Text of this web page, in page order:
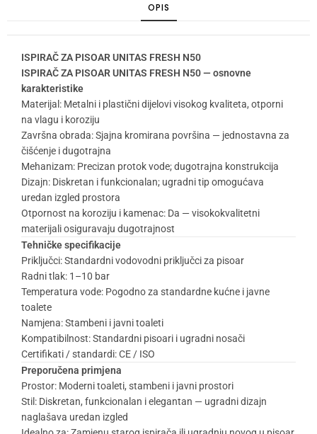
OPIS
ISPIRAČ ZA PISOAR UNITAS FRESH N50
ISPIRAČ ZA PISOAR UNITAS FRESH N50 — osnovne
karakteristike
Materijal: Metalni i plastični dijelovi visokog kvaliteta, otporni
na vlagu i koroziju
Završna obrada: Sjajna kromirana površina — jednostavna za
čišćenje i dugotrajna
Mehanizam: Precizan protok vode; dugotrajna konstrukcija
Dizajn: Diskretan i funkcionalan; ugradni tip omogućava
uredan izgled prostora
Otpornost na koroziju i kamenac: Da — visokokvalitetni
materijali osiguravaju dugotrajnost
Tehničke specifikacije
Priključci: Standardni vodovodni priključci za pisoar
Radni tlak: 1–10 bar
Temperatura vode: Pogodno za standardne kućne i javne
toalete
Namjena: Stambeni i javni toaleti
Kompatibilnost: Standardni pisoari i ugradni nosači
Certifikati / standardi: CE / ISO
Preporučena primjena
Prostor: Moderni toaleti, stambeni i javni prostori
Stil: Diskretan, funkcionalan i elegantan — ugradni dizajn
naglašava uredan izgled